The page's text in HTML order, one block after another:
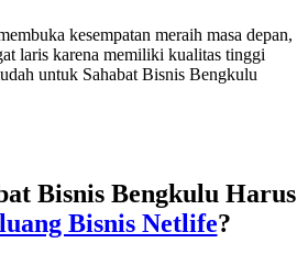
kesempatan meraih masa depan,
laris karena memiliki kualitas tinggi
untuk Sahabat Bisnis Bengkulu
Bisnis Bengkulu Harus
Bisnis Netlife?